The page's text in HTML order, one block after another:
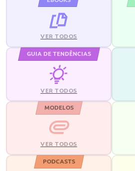
VER TODOS
GUIA DE TENDÊNCIAS
VER TODOS
MODELOS
VER TODOS
PODCASTS